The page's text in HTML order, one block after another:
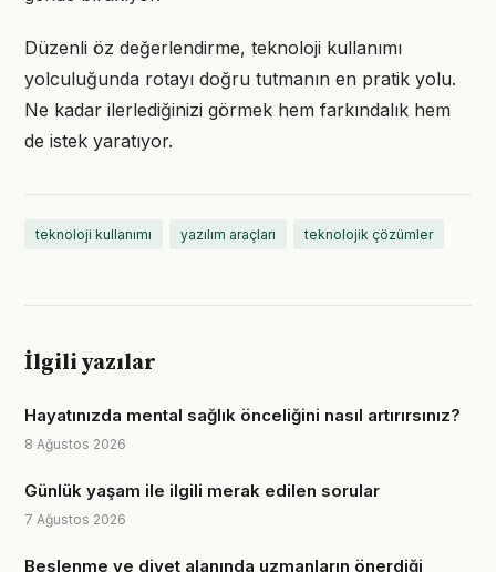
Düzenli öz değerlendirme, teknoloji kullanımı
yolculuğunda rotayı doğru tutmanın en pratik yolu.
Ne kadar ilerlediğinizi görmek hem farkındalık hem
de istek yaratıyor.
teknoloji kullanımı yazılım araçları teknolojik çözümler
İlgili yazılar
Hayatınızda mental sağlık önceliğini nasıl artırırsınız?
8 Ağustos 2026
Günlük yaşam ile ilgili merak edilen sorular
7 Ağustos 2026
Beslenme ve diyet alanında uzmanların önerdiği